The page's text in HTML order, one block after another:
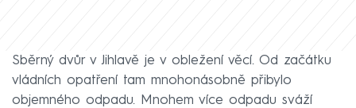
Sběrný dvůr v Jihlavě je v obležení věcí. Od začátku
vládních opatření tam mnohonásobně přibylo
objemného odpadu. Mnohem více odpadu sváží